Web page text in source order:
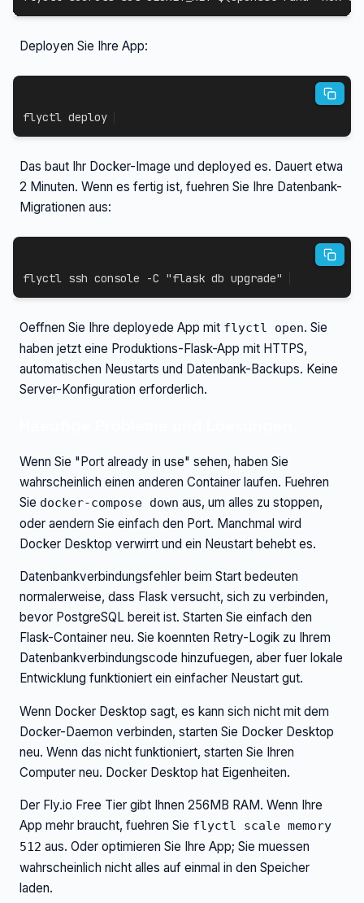
Deployen Sie Ihre App:
flyctl deploy
Das baut Ihr Docker-Image und deployed es. Dauert etwa
2 Minuten. Wenn es fertig ist, fuehren Sie Ihre Datenbank-
Migrationen aus:
flyctl ssh console -C "flask db upgrade"
Oeffnen Sie Ihre deployede App mit flyctl open. Sie
haben jetzt eine Produktions-Flask-App mit HTTPS,
automatischen Neustarts und Datenbank-Backups. Keine
Server-Konfiguration erforderlich.
Wenn Sie "Port already in use" sehen, haben Sie
wahrscheinlich einen anderen Container laufen. Fuehren
Sie docker-compose down aus, um alles zu stoppen,
oder aendern Sie einfach den Port. Manchmal wird
Docker Desktop verwirrt und ein Neustart behebt es.
Datenbankverbindungsfehler beim Start bedeuten
normalerweise, dass Flask versucht, sich zu verbinden,
bevor PostgreSQL bereit ist. Starten Sie einfach den
Flask-Container neu. Sie koennten Retry-Logik zu Ihrem
Datenbankverbindungscode hinzufuegen, aber fuer lokale
Entwicklung funktioniert ein einfacher Neustart gut.
Wenn Docker Desktop sagt, es kann sich nicht mit dem
Docker-Daemon verbinden, starten Sie Docker Desktop
neu. Wenn das nicht funktioniert, starten Sie Ihren
Computer neu. Docker Desktop hat Eigenheiten.
Der Fly.io Free Tier gibt Ihnen 256MB RAM. Wenn Ihre
App mehr braucht, fuehren Sie flyctl scale memory
512 aus. Oder optimieren Sie Ihre App; Sie muessen
wahrscheinlich nicht alles auf einmal in den Speicher
laden.